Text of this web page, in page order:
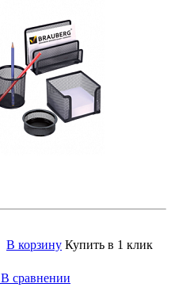
В корзину Купить в 1 клик
В сравнении